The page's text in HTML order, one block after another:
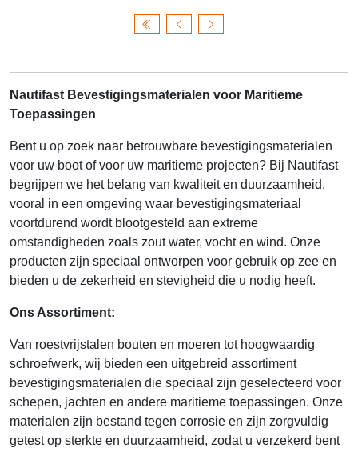
Nautifast Bevestigingsmaterialen voor Maritieme
Toepassingen
Bent u op zoek naar betrouwbare bevestigingsmaterialen
voor uw boot of voor uw maritieme projecten? Bij Nautifast
begrijpen we het belang van kwaliteit en duurzaamheid,
vooral in een omgeving waar bevestigingsmateriaal
voortdurend wordt blootgesteld aan extreme
omstandigheden zoals zout water, vocht en wind. Onze
producten zijn speciaal ontworpen voor gebruik op zee en
bieden u de zekerheid en stevigheid die u nodig heeft.
Ons Assortiment:
Van roestvrijstalen bouten en moeren tot hoogwaardig
schroefwerk, wij bieden een uitgebreid assortiment
bevestigingsmaterialen die speciaal zijn geselecteerd voor
schepen, jachten en andere maritieme toepassingen. Onze
materialen zijn bestand tegen corrosie en zijn zorgvuldig
getest op sterkte en duurzaamheid, zodat u verzekerd bent